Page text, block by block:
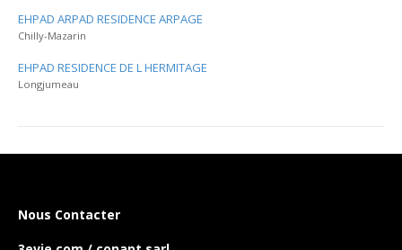
EHPAD ARPAD RESIDENCE ARPAGE
Chilly-Mazarin
EHPAD RESIDENCE DE L HERMITAGE
Longjumeau
Nous Contacter